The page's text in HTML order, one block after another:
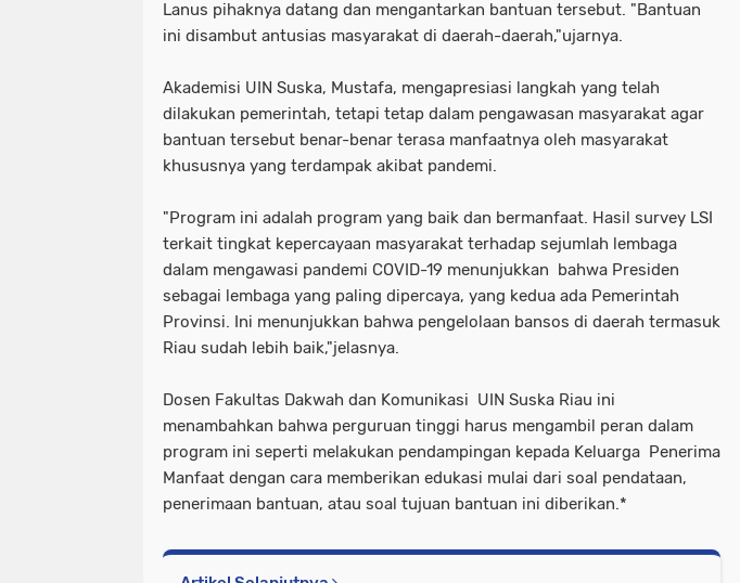
Lanus pihaknya datang dan mengantarkan bantuan tersebut. "Bantuan
ini disambut antusias masyarakat di daerah-daerah,"ujarnya.
Akademisi UIN Suska, Mustafa, mengapresiasi langkah yang telah
dilakukan pemerintah, tetapi tetap dalam pengawasan masyarakat agar
bantuan tersebut benar-benar terasa manfaatnya oleh masyarakat
khususnya yang terdampak akibat pandemi.
"Program ini adalah program yang baik dan bermanfaat. Hasil survey LSI
terkait tingkat kepercayaan masyarakat terhadap sejumlah lembaga
dalam mengawasi pandemi COVID-19 menunjukkan bahwa Presiden
sebagai lembaga yang paling dipercaya, yang kedua ada Pemerintah
Provinsi. Ini menunjukkan bahwa pengelolaan bansos di daerah termasuk
Riau sudah lebih baik,"jelasnya.
Dosen Fakultas Dakwah dan Komunikasi UIN Suska Riau ini
menambahkan bahwa perguruan tinggi harus mengambil peran dalam
program ini seperti melakukan pendampingan kepada Keluarga Penerima
Manfaat dengan cara memberikan edukasi mulai dari soal pendataan,
penerimaan bantuan, atau soal tujuan bantuan ini diberikan.*